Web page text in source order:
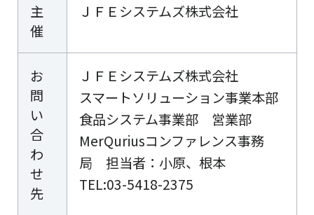
主
催
ＪＦＥシステムズ株式会社
お
問
い
合
わ
せ
先
ＪＦＥシステムズ株式会社
スマートソリューション事業本部
食品システム事業部 営業部
MerQuriusコンファレンス事務
局 担当者：小原、根本
TEL:03-5418-2375